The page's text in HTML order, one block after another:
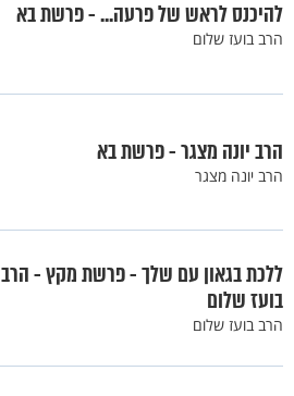
להיכנס לראש של פרעה... - פרשת בא
הרב בועז שלום
הרב יונה מצגר - פרשת בא
הרב יונה מצגר
ללכת בגאון עם שלך - פרשת מקץ - הרב
בועז שלום
הרב בועז שלום